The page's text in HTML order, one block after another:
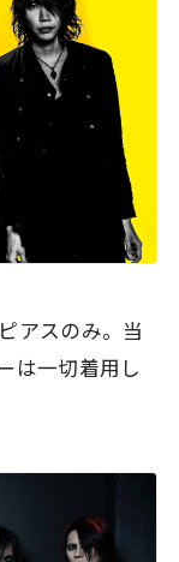
アスのみ。当
は一切着用し